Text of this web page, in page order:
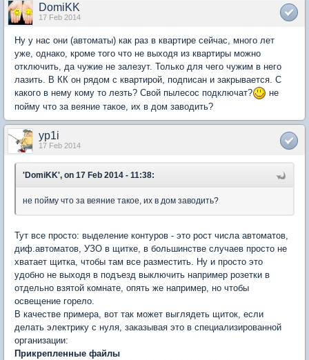
DomiKK
17 Feb 2014
Ну у нас они (автоматы) как раз в квартире сейчас, много лет
уже, однако, кроме того что не выходя из квартиры можно
отключить, да чужие не залезут. Только для чего чужим в него
лазить. В КК он рядом с квартирой, подписан и закрывается. С
какого в нему кому то лезть? Свой пылесос подключат?
не
пойму что за веяние такое, их в дом заводить?
yp1i
17 Feb 2014
'DomiKK', on 17 Feb 2014 - 11:38:
не пойму что за веяние такое, их в дом заводить?
Тут все просто: выделение контуров - это рост числа автоматов,
диф.автоматов, УЗО в щитке, в большинстве случаев просто не
хватает щитка, чтобы там все разместить. Ну и просто это
удобно не выходя в подъезд выключить например розетки в
отдельно взятой комнате, опять же например, но чтобы
освещение горело.
В качестве примера, вот так может выглядеть щиток, если
делать электрику с нуля, заказывая это в специализированной
организации:
Прикрепленные файлы